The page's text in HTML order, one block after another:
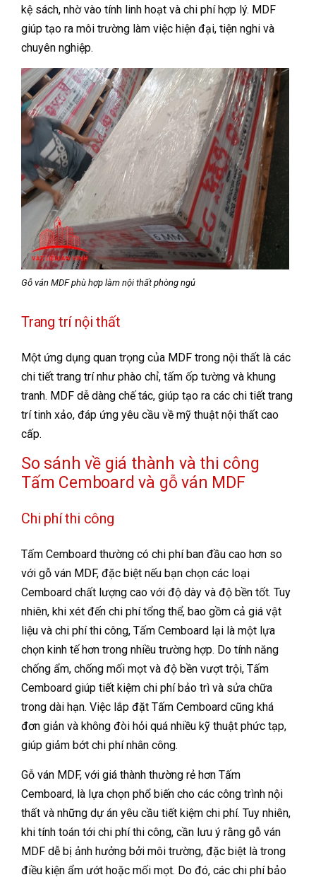
kệ sách, nhờ vào tính linh hoạt và chi phí hợp lý. MDF
giúp tạo ra môi trường làm việc hiện đại, tiện nghi và
chuyên nghiệp.
Gỗ ván MDF phù hợp làm nội thất phòng ngủ
Trang trí nội thất
Một ứng dụng quan trọng của MDF trong nội thất là các
chi tiết trang trí như phào chỉ, tấm ốp tường và khung
tranh. MDF dễ dàng chế tác, giúp tạo ra các chi tiết trang
trí tinh xảo, đáp ứng yêu cầu về mỹ thuật nội thất cao
cấp.
So sánh về giá thành và thi công
Tấm Cemboard và gỗ ván MDF
Chi phí thi công
Tấm Cemboard thường có chi phí ban đầu cao hơn so
với gỗ ván MDF, đặc biệt nếu bạn chọn các loại
Cemboard chất lượng cao với độ dày và độ bền tốt. Tuy
nhiên, khi xét đến chi phí tổng thể, bao gồm cả giá vật
liệu và chi phí thi công, Tấm Cemboard lại là một lựa
chọn kinh tế hơn trong nhiều trường hợp. Do tính năng
chống ẩm, chống mối mọt và độ bền vượt trội, Tấm
Cemboard giúp tiết kiệm chi phí bảo trì và sửa chữa
trong dài hạn. Việc lắp đặt Tấm Cemboard cũng khá
đơn giản và không đòi hỏi quá nhiều kỹ thuật phức tạp,
giúp giảm bớt chi phí nhân công.
Gỗ ván MDF, với giá thành thường rẻ hơn Tấm
Cemboard, là lựa chọn phổ biến cho các công trình nội
thất và những dự án yêu cầu tiết kiệm chi phí. Tuy nhiên,
khi tính toán tới chi phí thi công, cần lưu ý rằng gỗ ván
MDF dễ bị ảnh hưởng bởi môi trường, đặc biệt là trong
điều kiện ẩm ướt hoặc mối mọt. Do đó, các chi phí bảo